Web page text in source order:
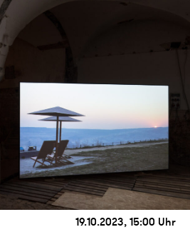
19.10.2023, 15:00 Uhr